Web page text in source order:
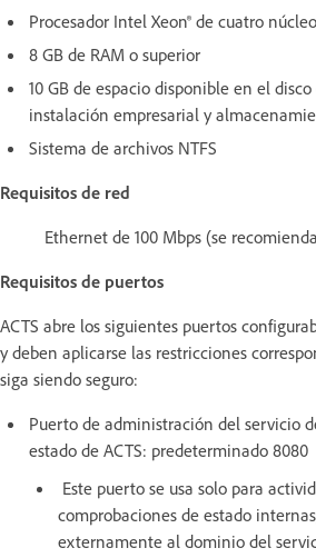
Procesador Intel Xeon® de cuatro
8 GB de RAM o superior
10 GB de espacio disponible en el
instalación empresarial y
Sistema de archivos NTFS
Requisitos de red
Ethernet de 100 Mbps (se
Requisitos de puertos
ACTS abre los siguientes puertos
y deben aplicarse las restricciones
siga siendo seguro:
Puerto de administración del servicio
estado de ACTS: predeterminado 8080
Este puerto se usa solo para
comprobaciones de estado
externamente al dominio del